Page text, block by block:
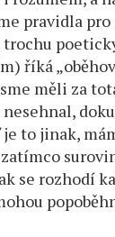
pravidla
trochu
říká
měli za
je to jinak,
se rozhodí